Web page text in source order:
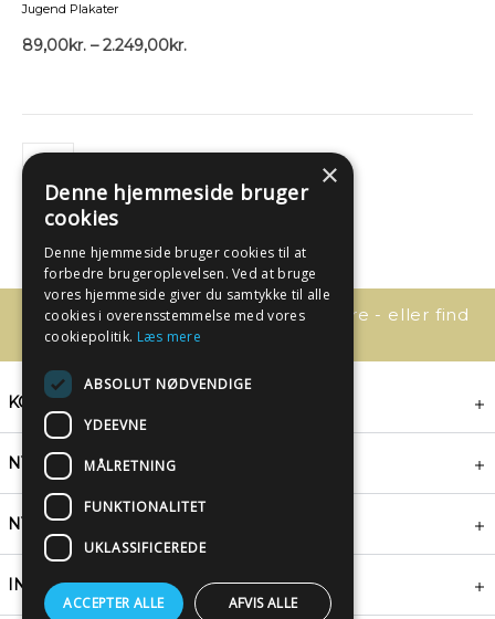
Jugend Plakater
89,00kr. – 2.249,00kr.
Har du spørgsmål, så kontakt os bare - eller find
svaret her:
KONTAKT
NYHEDSBREV
NYTTIGE LINKS
INSPIRATION
×
Denne hjemmeside bruger
cookies
Denne hjemmeside bruger cookies til at
forbedre brugeroplevelsen. Ved at bruge
vores hjemmeside giver du samtykke til alle
cookies i overensstemmelse med vores
cookiepolitik. Læs mere
ABSOLUT NØDVENDIGE
YDEEVNE
MÅLRETNING
FUNKTIONALITET
UKLASSIFICEREDE
ACCEPTER ALLE AFVIS ALLE